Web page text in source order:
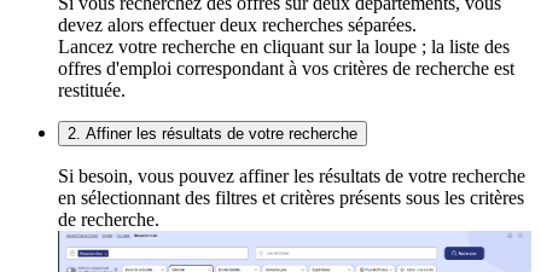
devez alors effectuer deux recherches séparées.
Lancez votre recherche en cliquant sur la loupe ; la liste des
offres d'emploi correspondant à vos critères de recherche est
restituée.
2. Affiner les résultats de votre recherche
Si besoin, vous pouvez affiner les résultats de votre recherche
en sélectionnant des filtres et critères présents sous les critères
de recherche.